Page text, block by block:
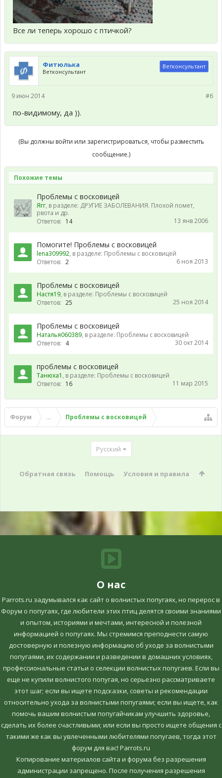
Все ли теперь хорошо с птичкой?
Фитюлька
Ветконсультант
Ветконсультант
#6
9 июн 2014
по-видимому, да )).
(Вы должны войти или зарегистрироваться, чтобы разместить
сообщение.)
Похожие темы
Проблемы с восковицей
Ягг, в разделе: ДРУГИЕ ЗАБОЛЕВАНИЯ. Плохой помет,
рвота и др.
Ответов: 14 13 янв 2006
Помогите! Проблемы с восковицей
lena309992, в разделе: Проблемы с восковицей
Ответов: 2 6 ноя 2013
Проблемы с восковицей
Настя19, в разделе: Проблемы с восковицей
Ответов: 25 25 ноя 2014
Проблемы с восковицей
Наталья060389, в разделе: Проблемы с восковицей
Ответов: 4 30 окт 2014
проблемы с восковицей
Танюха1 , в разделе: Проблемы с восковицей
Ответов: 16 11 мар 2015
Форум ... Проблемы с восковицей
Русский
Обратная связь Помощь Условия и правила
О нас
Parrots.ru задумывался как сайт о волнистых попугаях, но перерос в
Форум о попугаях, где любители этих птиц делятся своими знаниями
и опытом, историями и мечтами, интересной и полезной
информацией о попугаях. Мы стремимся преподнести самую
достоверную и полезную информацию об уходе за волнистыми
попугаями, их содержании и разведении в домашних условиях,
профессиональные статьи о селекции волнистых попугаев. Если вы
еще не купили волнистого попугая, но серьезно рассматриваете
этот шаг; если вы ищете подсказки, советы и рекомендации
относительно ухода за волнистыми попугаями; если вы ищете, как
помочь вашим волнистым попугайчикам улучшить здоровье,
сделать их более счастливыми; или если вы просто ищете общения с
такими же как вы увлеченными любителями попугаев, тогда этот
форум для вас! Parrots.ru
Копирование материалов сайта и форума без разрешения
администрации запрещено. После получения разрешения